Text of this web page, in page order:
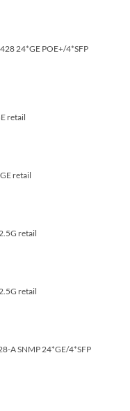
24*GE POE+/­4*SFP
retail
retail
retail
retail
A SNMP 24*GE/­4*SFP